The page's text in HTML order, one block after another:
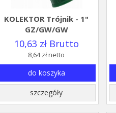
KOLEKTOR Trójnik - 1"
GZ/GW/GW
10,63 zł Brutto
8,64 zł netto
do koszyka
szczegóły